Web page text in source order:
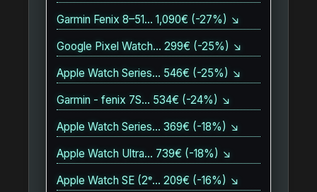
Garmin Fenix 8–51… 1,090€ (-27%) ↘
Google Pixel Watch… 299€ (-25%) ↘
Apple Watch Series… 546€ (-25%) ↘
Garmin - fenix 7S… 534€ (-24%) ↘
Apple Watch Series… 369€ (-18%) ↘
Apple Watch Ultra… 739€ (-18%) ↘
Apple Watch SE (2ᵉ… 209€ (-16%) ↘